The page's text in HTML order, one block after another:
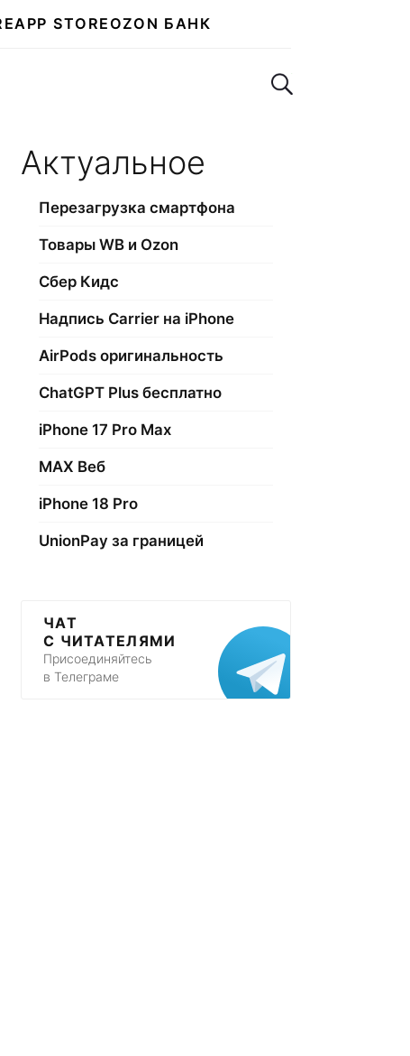
APP STORE OZON БАНК
Поиск по сайту
Актуальное
Перезагрузка смартфона
Товары WB и Ozon
Сбер Кидс
Надпись Carrier на iPhone
AirPods оригинальность
ChatGPT Plus бесплатно
iPhone 17 Pro Max
МАХ Веб
iPhone 18 Pro
UnionPay за границей
ЧАТ
С ЧИТАТЕЛЯМИ
Присоединяйтесь
в Телеграме